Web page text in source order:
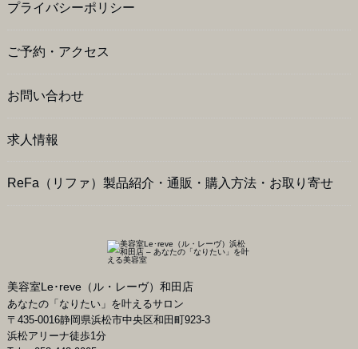
プライバシーポリシー
ご予約・アクセス
お問い合わせ
求人情報
ReFa（リファ）製品紹介・通販・購入方法・お取り寄せ
美容室Le･reve（ル・レーヴ）和田店
あなたの「なりたい」を叶えるサロン
〒 435-0016静岡県浜松市中央区和田町923-3
浜松アリーナ徒歩1分